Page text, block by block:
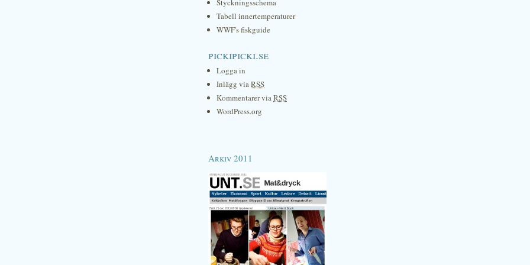
Styckningsschema
Tabell innertemperaturer
WWF's fiskguide
pickipicki.se
Logga in
Inlägg viaRSS
Kommentarer viaRSS
WordPress.org
Arkiv 2011